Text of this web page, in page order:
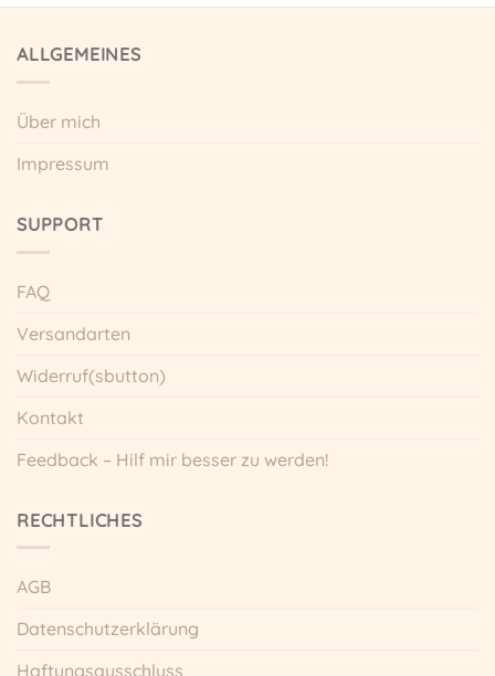
auf.
Optionen
können
der
gewählt
ALLGEMEINES
Über mich
Impressum
SUPPORT
FAQ
Versandarten
Widerruf(sbutton)
Kontakt
Feedback – Hilf mir besser zu werden!
RECHTLICHES
AGB
Datenschutzerklärung
Haftungsausschluss